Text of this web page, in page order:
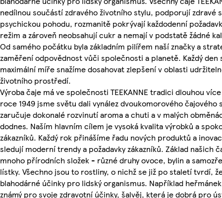
nedílnou součástí zdravého životního stylu, podporují zdravé
psychickou pohodu, rozmanitě pokrývají každodenní
režim a zároveň neobsahují cukr a nemají v podstatě žádné
Od samého počátku byla základním pilířem naší značky a
zaměření odpovědnost vůči společnosti a planetě. Každý den
maximální míře snažíme dosahovat zlepšení v oblasti
životního prostředí.
Výroba čaje má ve společnosti TEEKANNE tradici dlouhou
roce 1949 jsme světu dali vynález dvoukomorového čajového
zaručuje dokonalé rozvinutí aroma a chuti a v malých
dodnes. Naším hlavním cílem je vysoká kvalita výrobků a
zákazníků. Každý rok přinášíme řadu nových produktů a
sledují moderní trendy a požadavky zákazníků. Základ našich
mnoho přírodních složek - různé druhy ovoce, bylin a
lístky. Všechno jsou to rostliny, o nichž se již po staletí tvrdí,
blahodárné účinky pro lidský organismus. Například
známý pro svoje zdravotní účinky, šalvěj, která je dobrá pro